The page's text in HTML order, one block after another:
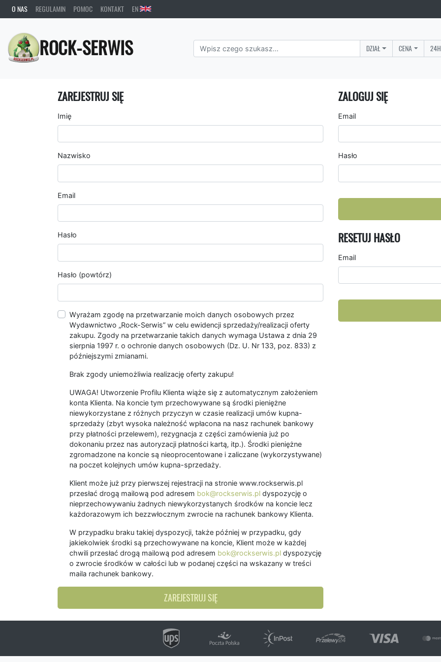
O NAS REGULAMIN POMOC KONTAKT EN
ROCK-SERWIS DZIAŁ CENA
ZAREJESTRUJ SIĘ
Imię
Nazwisko
Email
Hasło
Hasło (powtórz)
Wyrażam zgodę na przetwarzanie moich danych osobowych przez
Wydawnictwo „Rock-Serwis” w celu ewidencji sprzedaży/realizacji oferty
zakupu. Zgody na przetwarzanie takich danych wymaga Ustawa z dnia 29
sierpnia 1997 r. o ochronie danych osobowych (Dz. U. Nr 133, poz. 833) z
późniejszymi zmianami.
Brak zgody uniemożliwia realizację oferty zakupu!
UWAGA! Utworzenie Profilu Klienta wiąże się z automatycznym założeniem
konta Klienta. Na koncie tym przechowywane są środki pieniężne
niewykorzystane z różnych przyczyn w czasie realizacji umów kupna-
sprzedaży (zbyt wysoka należność wpłacona na nasz rachunek bankowy
przy płatności przelewem), rezygnacja z części zamówienia już po
dokonaniu przez nas autoryzacji płatności kartą, itp.). Środki pieniężne
zgromadzone na koncie są nieoprocentowane i zaliczane (wykorzystywane)
na poczet kolejnych umów kupna-sprzedaży.
Klient może już przy pierwszej rejestracji na stronie www.rockserwis.pl
przesłać drogą mailową pod adresem bok@rockserwis.pl dyspozycję o
nieprzechowywaniu żadnych niewykorzystanych środków na koncie lecz
każdorazowym ich bezzwłocznym zwrocie na rachunek bankowy Klienta.
W przypadku braku takiej dyspozycji, także później w przypadku, gdy
jakiekolwiek środki są przechowywane na koncie, Klient może w każdej
chwili przesłać drogą mailową pod adresem bok@rockserwis.pl dyspozycję
o zwrocie środków w całości lub w podanej części na wskazany w treści
maila rachunek bankowy.
ZAREJESTRUJ SIĘ
ZALOGUJ SIĘ
Email
Hasło
RESETUJ HASŁO
Email